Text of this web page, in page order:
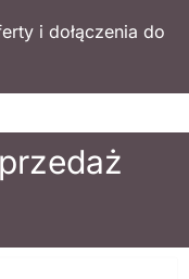
i dołączenia do